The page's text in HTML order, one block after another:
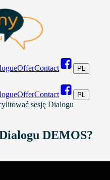
OfferContact PL
OfferContact PL
sesję Dialogu
DEMOS?